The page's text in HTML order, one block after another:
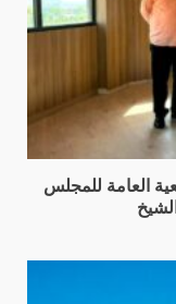
العامة للمجلس